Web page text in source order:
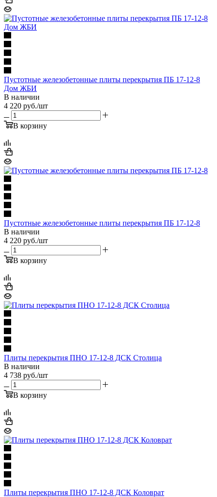
Пустотные железобетонные плиты перекрытия ПБ 17-12-8
Дом ЖБИ
В наличии
4 220 руб./шт
В корзину
Пустотные железобетонные плиты перекрытия ПБ 17-12-8
В наличии
4 220 руб./шт
В корзину
Плиты перекрытия ПНО 17-12-8 ДСК Столица
В наличии
4 738 руб./шт
В корзину
Плиты перекрытия ПНО 17-12-8 ДСК Коловрат